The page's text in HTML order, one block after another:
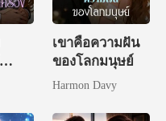
เขาคือความฝัน
ของโลกมนุษย์
Harmon Davy